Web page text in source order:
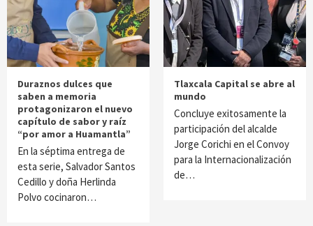
Duraznos dulces que
saben a memoria
protagonizaron el nuevo
capítulo de sabor y raíz
“por amor a Huamantla”
En la séptima entrega de
esta serie, Salvador Santos
Cedillo y doña Herlinda
Polvo cocinaron…
Tlaxcala Capital se abre al
mundo
Concluye exitosamente la
participación del alcalde
Jorge Corichi en el Convoy
para la Internacionalización
de…